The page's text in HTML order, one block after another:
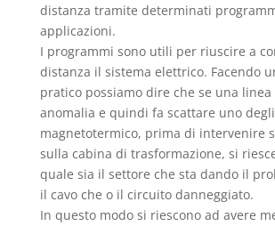
distanza tramite determinati
applicazioni.
I programmi sono utili per riuscire a
distanza il sistema elettrico. Facendo
pratico possiamo dire che se una
anomalia e quindi fa scattare uno
magnetotermico, prima di intervenire
sulla cabina di trasformazione, si
quale sia il settore che sta dando il
il cavo che o il circuito danneggiato.
In questo modo si riescono ad avere